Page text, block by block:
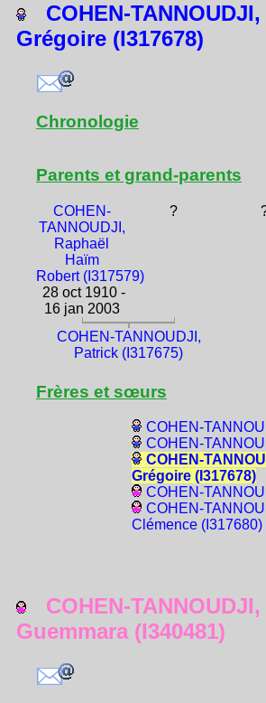
COHEN-TANNOUDJI,
Grégoire (I317678)
Chronologie
Parents et grand-parents
COHEN-
TANNOUDJI,
Raphaël
Haïm
Robert (I317579)
28 oct 1910 -
16 jan 2003
?
COHEN-TANNOUDJI,
Patrick (I317675)
Frères et sœurs
COHEN-
COHEN-
COHEN-
Grégoire (I317678)
COHEN-
COHEN-
Clémence (I317680)
COHEN-TANNOUDJI,
Guemmara (I340481)